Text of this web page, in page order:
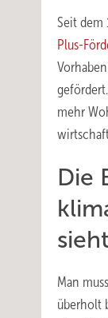
Seit dem
Plus-
mehr
Die
Man
überholt